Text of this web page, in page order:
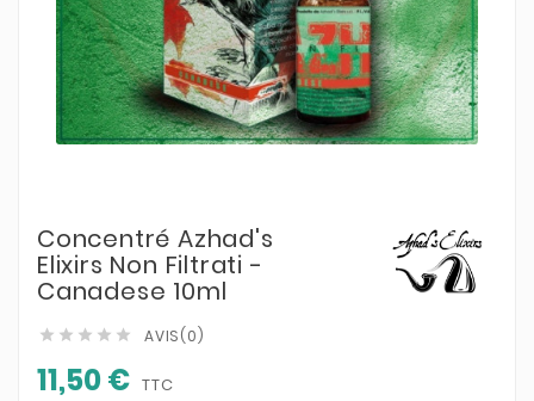
Concentré Azhad's
Elixirs Non Filtrati -
Canadese 10ml
     AVIS(0)
11,50 € TTC